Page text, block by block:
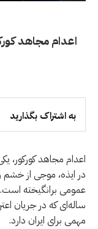
اعدام مجاهد
به اشتراک بگذارید
اعدام مجاهد کورکور،
در ایذه، موجی از خشم
ساله‌ای که در جریان
مهمی برای ايران دارد.